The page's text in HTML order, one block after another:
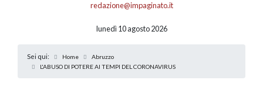
redazione@impaginato.it
lunedì 10 agosto 2026
Sei qui: Home
Abruzzo
L'ABUSO DI POTERE AI TEMPI DEL CORONAVIRUS